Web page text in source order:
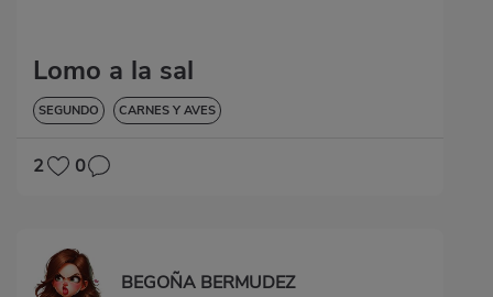
Lomo a la sal
SEGUNDO CARNES Y AVES
2 0
BEGOÑA BERMUDEZ